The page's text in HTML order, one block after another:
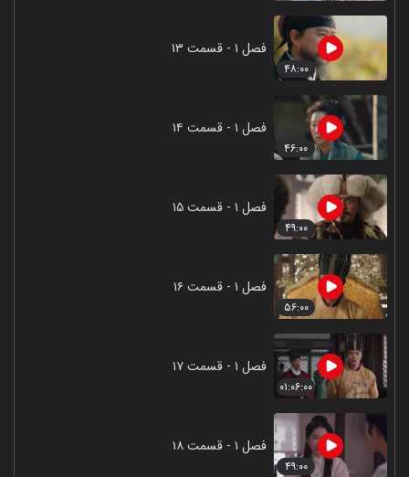
۴۸:۰۰
فصل ۱ - قسمت ۱۳
۴۶:۰۰
فصل ۱ - قسمت ۱۴
۴۹:۰۰
فصل ۱ - قسمت ۱۵
۵۶:۰۰
فصل ۱ - قسمت ۱۶
۰۱:۰۶:۰۰
فصل ۱ - قسمت ۱۷
۴۹:۰۰
فصل ۱ - قسمت ۱۸